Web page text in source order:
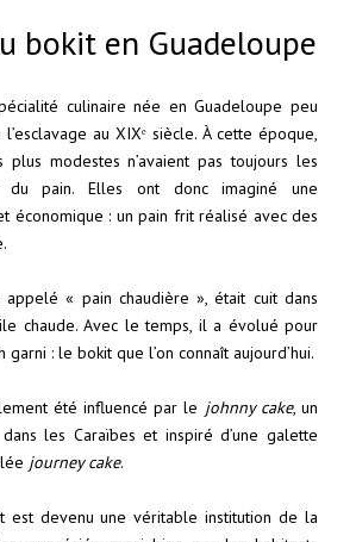
bokit en Guadeloupe
culinaire née en Guadeloupe peu
au XIXᵉ siècle. À cette époque,
modestes n’avaient pas toujours les
du pain. Elles ont donc imaginé une
économique : un pain frit réalisé avec des
appelé « pain chaudière », était cuit dans
chaude. Avec le temps, il a évolué pour
garni : le bokit que l’on connaît aujourd’hui.
été influencé par le johnny cake, un
les Caraïbes et inspiré d’une galette
journey cake.
est devenu une véritable institution de la